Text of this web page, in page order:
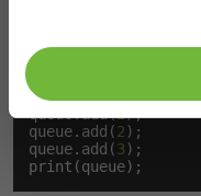
Vyzkoušíme si
queue.add(
queue.add(2);
queue.add(2 );
queue.add(3);
print(queue);